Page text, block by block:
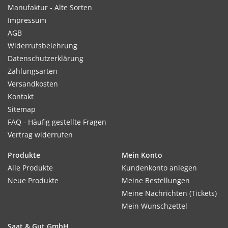
10-15 Tage bei 15-20 Grad Celsius
Kultur:
Pflanztiefe 0,2 cm. Pikieren nach 4 - 5 Wochen. Abstand: 40-
150 cm.
Standort:
regelmäßiger Wasserzufuhr.
Manufaktur - Alte Sorten
Impressum
AGB
Widerrufsbelehrung
Datenschutzerklärung
Zahlungsarten
Versandkosten
Kontakt
Sitemap
FAQ - Häufig gestellte Fragen
Vertrag widerrufen
Produkte
Alle Produkte
Neue Produkte
Mein Konto
Kundenkonto anlegen
Meine Bestellungen
Meine Nachrichten (Tickets)
Mein Wunschzettel